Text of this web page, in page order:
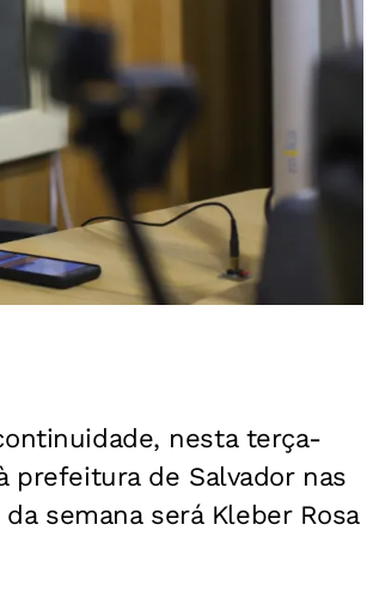
nesta terça-
prefeitura de Salvador nas
semana será Kleber Rosa